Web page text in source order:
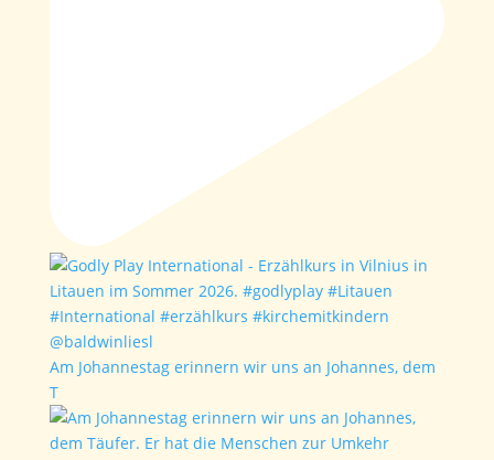
Am Johannestag erinnern wir uns an Johannes, dem
T